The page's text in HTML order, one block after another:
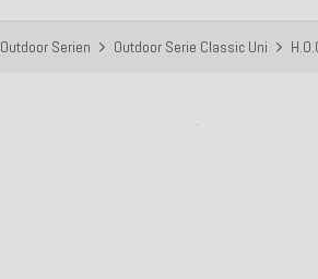
Outdoor Serien Outdoor Serie Classic Uni